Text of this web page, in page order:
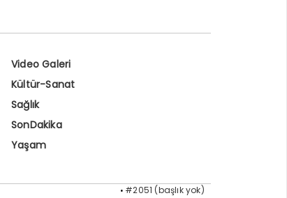
Video Galeri
Kültür-Sanat
Sağlık
SonDakika
Yaşam
#2051 (başlık yok)